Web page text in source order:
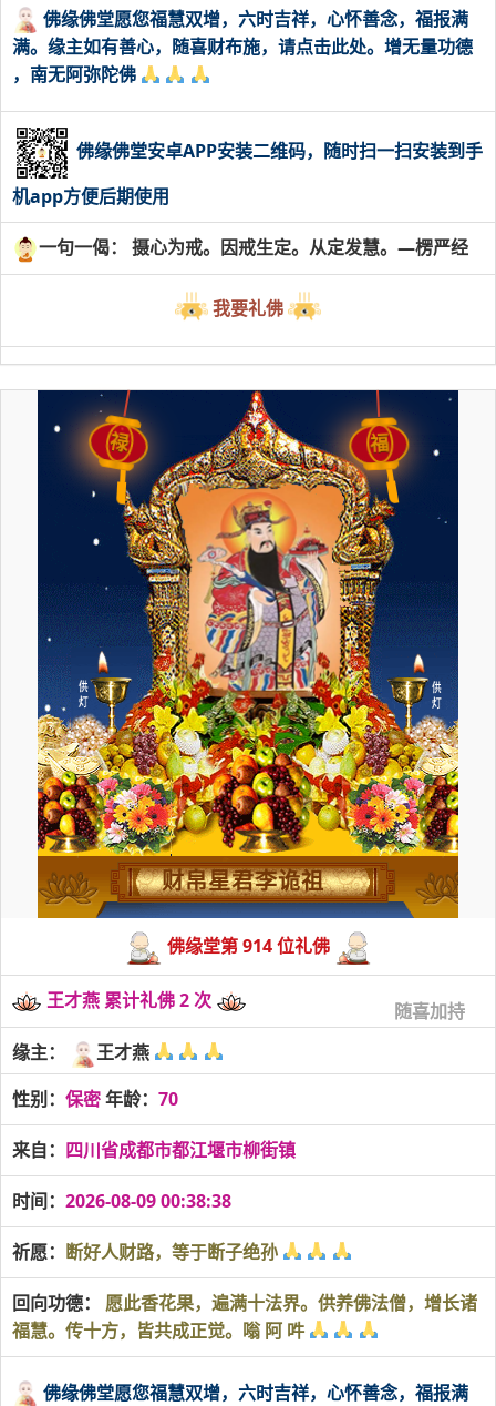
佛缘佛堂愿您福慧双增，六时吉祥，心怀善念，福报满
满。缘主如有善心，随喜财布施，请点击此处。增无量功德
，南无阿弥陀佛
佛缘佛堂安卓APP安装二维码，随时扫一扫安装到手
机app方便后期使用
一句一偈： 摄心为戒。因戒生定。从定发慧。—楞严经
我要礼佛
福
禄
财帛星君李诡祖
佛缘堂第 914 位礼佛
王才燕 累计礼佛 2 次 随喜加持
缘主：
王才燕
性别： 保密年龄： 70
来自： 四川省成都市都江堰市柳街镇
时间： 2026-08-09 00:38:38
祈愿： 断好人财路，等于断子绝孙
回向功德： 愿此香花果，遍满十法界。供养佛法僧，增长诸
福慧。传十方，皆共成正觉。嗡 阿 吽
佛缘佛堂愿您福慧双增，六时吉祥，心怀善念，福报满